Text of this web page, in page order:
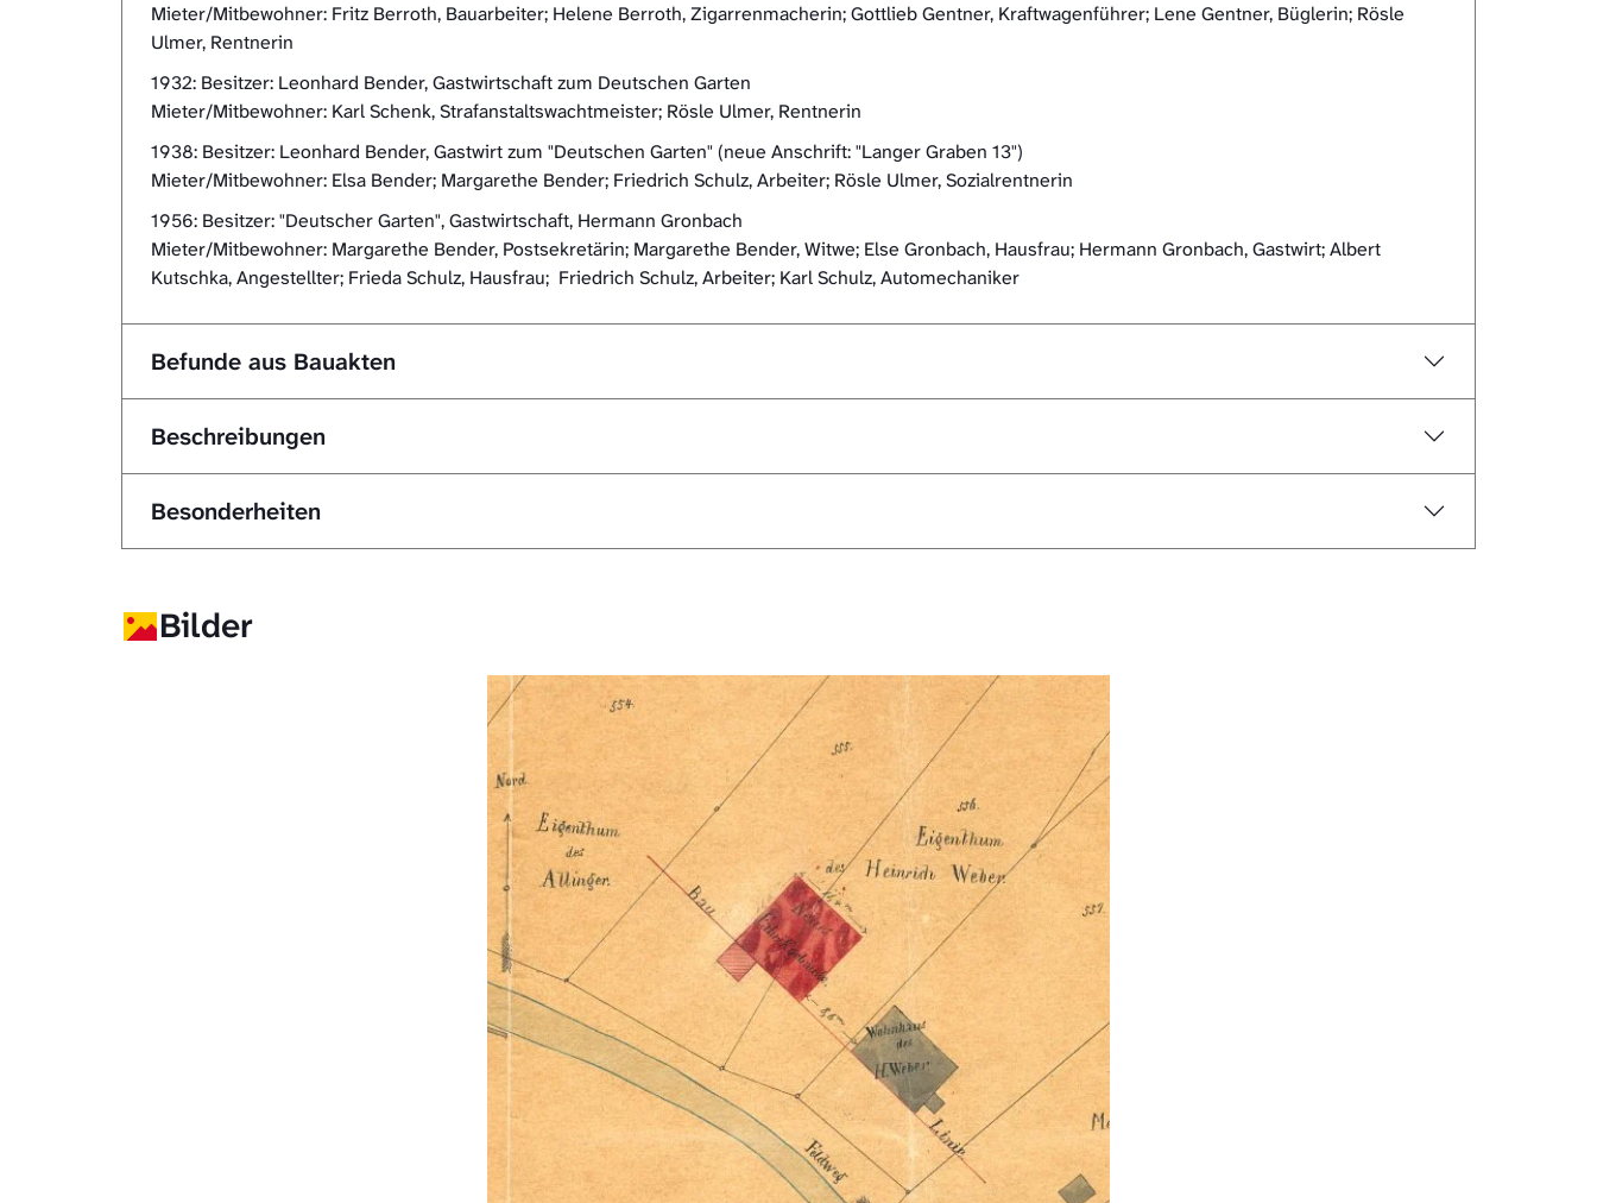
Mieter/Mitbewohner: Fritz Berroth, Bauarbeiter; Helene Berroth, Zigarrenmacherin; Gottlieb Gentner, Kraftwagenführer; Lene Gentner, Büglerin; Rösle
Ulmer, Rentnerin
1932: Besitzer: Leonhard Bender, Gastwirtschaft zum Deutschen Garten
Mieter/Mitbewohner: Karl Schenk, Strafanstaltswachtmeister; Rösle Ulmer, Rentnerin
1938: Besitzer: Leonhard Bender, Gastwirt zum "Deutschen Garten" (neue Anschrift: "Langer Graben 13")
Mieter/Mitbewohner: Elsa Bender; Margarethe Bender; Friedrich Schulz, Arbeiter; Rösle Ulmer, Sozialrentnerin
1956: Besitzer: "Deutscher Garten", Gastwirtschaft, Hermann Gronbach
Mieter/Mitbewohner: Margarethe Bender, Postsekretärin; Margarethe Bender, Witwe; Else Gronbach, Hausfrau; Hermann Gronbach, Gastwirt; Albert
Kutschka, Angestellter; Frieda Schulz, Hausfrau; Friedrich Schulz, Arbeiter; Karl Schulz, Automechaniker
Befunde aus Bauakten
Beschreibungen
Besonderheiten
Bilder